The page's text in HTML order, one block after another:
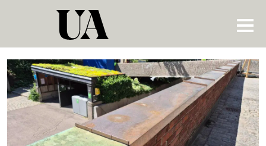
Tag:
uniforum